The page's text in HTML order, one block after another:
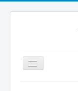
Basculer
la